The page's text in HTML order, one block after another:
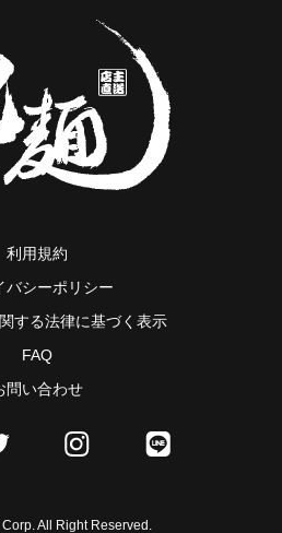
利用規約
バシーポリシー
する法律に基づく表示
FAQ
問い合わせ
All Right Reserved.